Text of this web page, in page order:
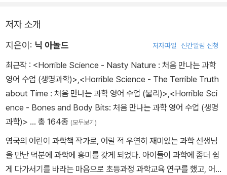
와 농담 그리고 기발한 에피소드가 가득해 페이지마다 웃으며 넘길
수 있는 책, 만화책을 읽듯 부담 없이 웃다 보면 어느새 공부가 되는
‘오락(Entertainment)’의 결합인 ‘에듀테인먼트(Edutainment)’라
는 신조어를 만들어 내며, 20년 동안 교양학습 시장의 흐름을 이끌어
왔다.
영상 매체에 익숙하고 디지털 세계에 매료된 요즘 어린이들을 책의
세계로 끌어내기 위해서도, 인터넷에서는 맛볼 수 없는 ‘교양과 오락
적 상상력의 결합’ <앗, 시리즈>가 해답이다. 새롭게 70권으로 개편
된 <앗, 시리즈> 역시 공부하는 책이면서 즐기는 책으로 어린이 독자
저자 소개
지은이: 닉 아놀드 저자파일 신간알림 신청
최근작 : <Horrible Science - Nasty Nature : 처음 만나는 과학
영어 수업 (생명과학)>,<Horrible Science - The Terrible Truth
about Time : 처음 만나는 과학 영어 수업 (물리)>,<Horrible Sci
ence - Bones and Body Bits: 처음 만나는 과학 영어 수업 (생명
과학)> … 총 164종 (모두보기)
영국의 어린이 과학책 작가로, 어릴 적 우연히 재미있는 과학 선생님
을 만난 덕분에 과학에 흥미를 갖게 되었다. 아이들이 과학에 좀더 쉽
게 다가서기를 바라는 마음으로 초등과정 과학교육 연구를 했고, 어